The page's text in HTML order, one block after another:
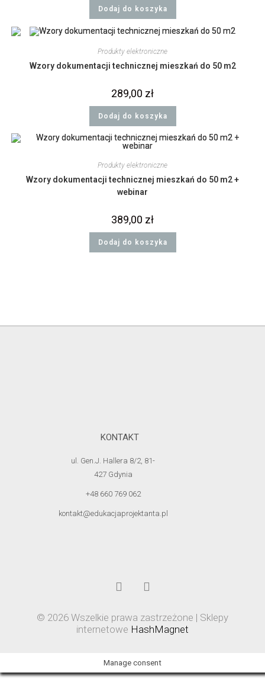
Dodaj do koszyka
Produkty elektroniczne
Wzory dokumentacji technicznej mieszkań do 50 m2
289,00 zł
Dodaj do koszyka
Produkty elektroniczne
Wzory dokumentacji technicznej mieszkań do 50 m2 +
webinar
389,00 zł
Dodaj do koszyka
KONTAKT
ul. Gen.J. Hallera 8/2, 81-
427 Gdynia
+48 660 769 062
kontakt@edukacjaprojektanta.pl
© 2026 Wszelkie prawa zastrzeżone | Sklepy
internetowe HashMagnet
Manage consent